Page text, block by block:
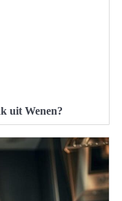
uit Wenen?